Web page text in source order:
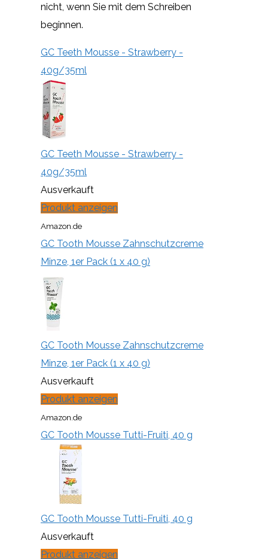
nicht, wenn Sie mit dem Schreiben
beginnen.
GC Teeth Mousse - Strawberry -
40g/35ml
GC Teeth Mousse - Strawberry -
40g/35ml
Ausverkauft
Produkt anzeigen
Amazon.de
GC Tooth Mousse Zahnschutzcreme
Minze, 1er Pack (1 x 40 g)
GC Tooth Mousse Zahnschutzcreme
Minze, 1er Pack (1 x 40 g)
Ausverkauft
Produkt anzeigen
Amazon.de
GC Tooth Mousse Tutti-Fruiti, 40 g
GC Tooth Mousse Tutti-Fruiti, 40 g
Ausverkauft
Produkt anzeigen